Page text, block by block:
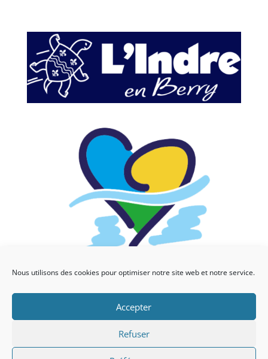
Nous utilisons des cookies pour optimiser notre site web et notre service.
Accepter
Refuser